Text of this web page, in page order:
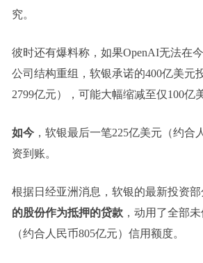
究。
彼时还有爆料称，如果OpenAI无法在
公司结构重组，软银承诺的400亿美元
2799亿元），可能大幅缩减至仅100亿
如今，软银最后一笔225亿美元（约合
资到账。
根据日经亚洲消息，软银的最新投资部
的股份作为抵押的贷款，动用了全部
（约合人民币805亿元）信用额度。